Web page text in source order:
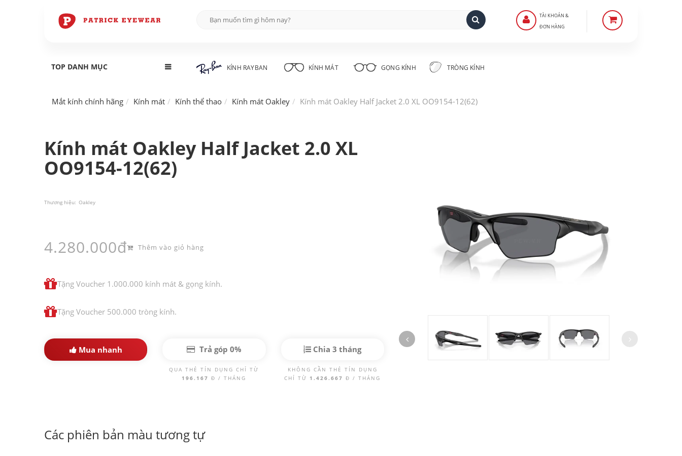
TÀI KHOẢN &
ĐƠN HÀNG
TOP DANH MỤC KÍNH RAYBAN KÍNH MÁT GỌNG KÍNH TRÒNG KÍNH
Mắt kính chính hãng Kính mát Kính thể thao Kính mát Oakley Kính mát Oakley Half Jacket 2.0 XL OO9154-12(62)
Kính mát Oakley Half Jacket 2.0 XL
OO9154-12(62)
Thương hiệu: Oakley
4.280.000đ Thêm vào giỏ hàng
Tặng Voucher 1.000.000 kính mát & gọng kính.
Tặng Voucher 500.000 tròng kính.
Mua nhanh Trả góp 0%
QUA THẺ TÍN DỤNG CHỈ TỪ
196.167Đ / THÁNG
Chia 3 tháng
KHÔNG CẦN THẺ TÍN DỤNG
CHỈ TỪ 1.426.667Đ / THÁNG
Các phiên bản màu tương tự